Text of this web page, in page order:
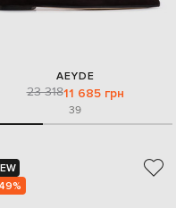
AEYDE
23 31811 685 грн
39